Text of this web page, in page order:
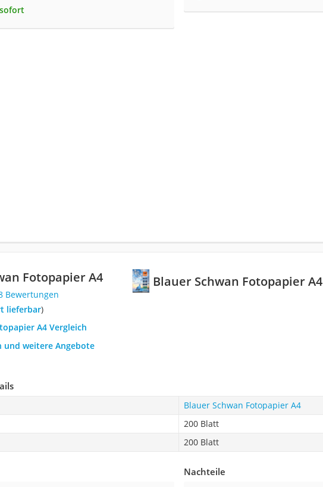
Blauer Schwan Fotopapier A4
Fotopapier A4
Bewertungen
lieferbar)
A4 Vergleich
und weitere Angebote
Blauer Schwan Fotopapier A4
200 Blatt
200 Blatt
Nachteile